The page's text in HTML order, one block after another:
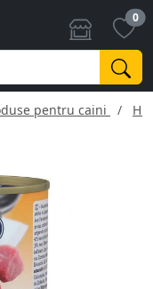
0
pentru caini